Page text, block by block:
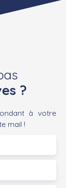
?
à votre
mail !